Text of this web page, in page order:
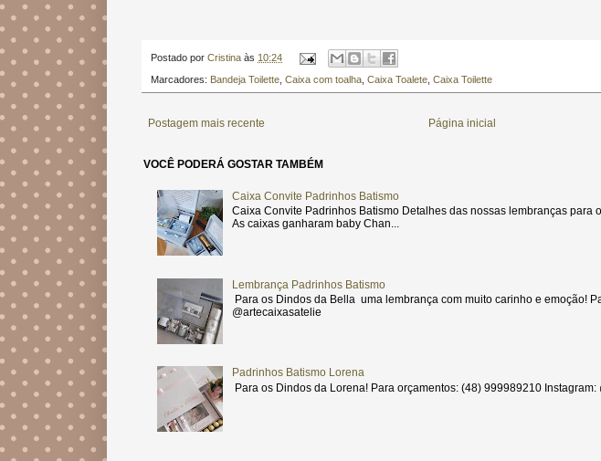
Postado por Cristina às 10:24
Marcadores: Bandeja Toilette, Caixa com toalha, Caixa Toalete, Caixa Toilette
Postagem mais recente Página inicial
VOCÊ PODERÁ GOSTAR TAMBÉM
Caixa Convite Padrinhos Batismo
Caixa Convite Padrinhos Batismo Detalhes das nossas lembranças para
As caixas ganharam baby Chan...
Lembrança Padrinhos Batismo
Para os Dindos da Bella uma lembrança com muito carinho e emoção!
@artecaixasatelie
Padrinhos Batismo Lorena
Para os Dindos da Lorena! Para orçamentos: (48) 999989210 Instagram: